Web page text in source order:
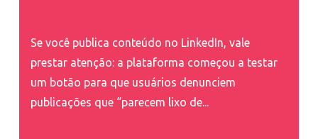
Se você publica conteúdo no LinkedIn, vale
prestar atenção: a plataforma começou a testar
um botão para que usuários denunciem
publicações que “parecem lixo de...